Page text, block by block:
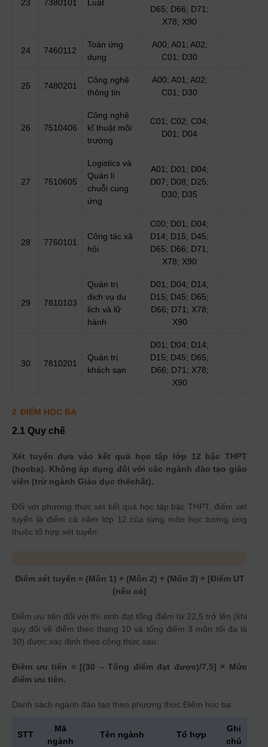
23 7380101 Luật
D65; D66; D71;
X78; X90
24 7460112
Toán ứng
dụng
A00; A01; A02;
C01; D30
25 7480201
Công nghệ
thông tin
A00; A01; A02;
C01; D30
26 7510406
Công nghệ
kĩ thuật môi
trường
C01; C02; C04;
D01; D04
27 7510605
Logistics và
Quản lí
chuỗi cung
ứng
A01; D01; D04;
D07; D08; D25;
D30; D35
28 7760101
Công tác xã
hội
C00; D01; D04;
D14; D15; D45;
D65; D66; D71;
X78; X90
29 7810103
Quản trị
dịch vụ du
lịch và lữ
hành
D01; D04; D14;
D15; D45; D65;
D66; D71; X78;
X90
30 7810201
Quản trị
khách sạn
D01; D04; D14;
D15; D45; D65;
D66; D71; X78;
X90
2 ĐIỂM HỌC BẠ
2.1 Quy chế
Xét tuyển dựa vào kết quả học tập lớp 12 bậc THPT
(họcbạ). Không áp dụng đối với các ngành đào tạo giáo
viên (trừ ngành Giáo dục thểchất).
Đối với phương thức xét kết quả học tập bậc THPT, điểm xét
tuyển là điểm cả năm lớp 12 của từng môn học tương ứng
thuộc tổ hợp xét tuyển:
Điểm xét tuyển = (Môn 1) + (Môn 2) + (Môn 3) + [Điểm UT
(nếu có)
Điểm ưu tiên đối với thí sinh đạt tổng điểm từ 22,5 trở lên (khi
quy đổi về điểm theo thang 10 và tổng điểm 3 môn tối đa là
30) được xác định theo công thức sau:
Điểm ưu tiên = [(30 – Tổng điểm đạt được)/7,5] × Mức
điểm ưu tiên.
Danh sách ngành đào tạo theo phương thức Điểm học bạ
STT
Mã
ngành
Tên ngành Tổ hợp
Ghi
chú